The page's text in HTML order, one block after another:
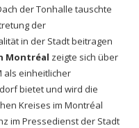
der Tonhalle tauschte
der
in der Stadt beitragen
Montréal zeigte sich über
als einheitlicher
bietet und wird die
Kreises im Montréal
im Pressedienst der Stadt